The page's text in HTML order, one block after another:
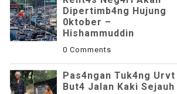
Dipertimb4ng Hujung
0ktober –
Hishammuddin
0 Comments
Pas4ngan Tuk4ng Urvt
But4 JaIan Kaki Sejauh